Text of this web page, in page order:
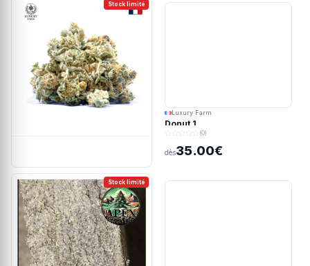
Stock limité
Luxury Farm
Donut 1
(0)
dès35.00€
Stock limité